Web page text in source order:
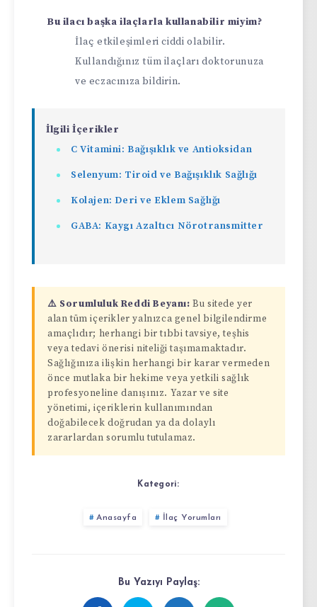
Bu ilacı başka ilaçlarla kullanabilir miyim?
İlaç etkileşimleri ciddi olabilir.
Kullandığınız tüm ilaçları doktorunuza
ve eczacınıza bildirin.
İlgili İçerikler
C Vitamini: Bağışıklık ve Antioksidan
Selenyum: Tiroid ve Bağışıklık Sağlığı
Kolajen: Deri ve Eklem Sağlığı
GABA: Kaygı Azaltıcı Nörotransmitter
⚠️ Sorumluluk Reddi Beyanı: Bu sitede yer
alan tüm içerikler yalnızca genel bilgilendirme
amaçlıdır; herhangi bir tıbbi tavsiye, teşhis
veya tedavi önerisi niteliği taşımamaktadır.
Sağlığınıza ilişkin herhangi bir karar vermeden
önce mutlaka bir hekime veya yetkili sağlık
profesyoneline danışınız. Yazar ve site
yönetimi, içeriklerin kullanımından
doğabilecek doğrudan ya da dolaylı
zararlardan sorumlu tutulamaz.
Kategori:
Anasayfa İlaç Yorumları
Bu Yazıyı Paylaş: